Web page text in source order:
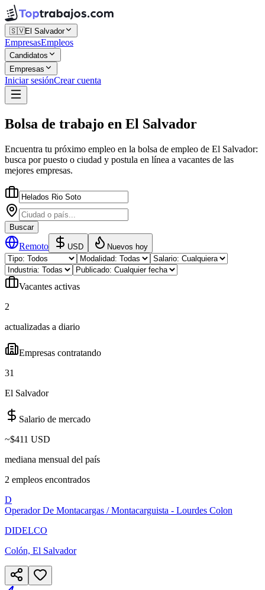
🇸🇻El Salvador
EmpresasEmpleos
Candidatos
Empresas
Iniciar sesiónCrear cuenta
Bolsa de trabajo en El Salvador
Encuentra tu próximo empleo en la bolsa de empleo de El Salvador:
busca por puesto o ciudad y postula en línea a vacantes de las
mejores empresas.
Buscar
Remoto USD Nuevos hoy
Vacantes activas
2
actualizadas a diario
Empresas contratando
31
El Salvador
Salario de mercado
~$411 USD
mediana mensual del país
2 empleos encontrados
D
Operador De Montacargas / Montacarguista - Lourdes Colon
DIDELCO
Colón, El Salvador